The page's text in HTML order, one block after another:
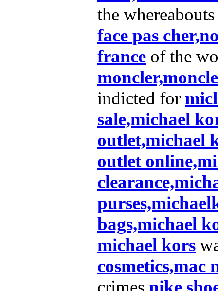
the
face pas
france of the
indicted for
sale,michael
outlet,michael
outlet
bags,michael
michael kors
cosmetics,mac